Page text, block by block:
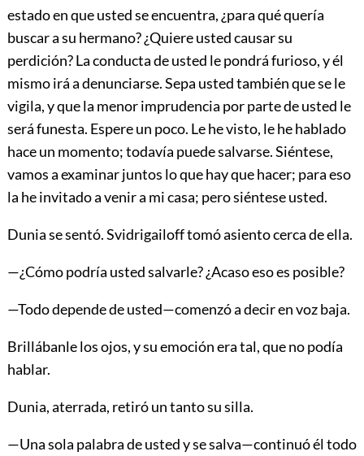
estado en que usted se encuentra, ¿para qué quería
buscar a su hermano? ¿Quiere usted causar su
perdición? La conducta de usted le pondrá furioso, y él
mismo irá a denunciarse. Sepa usted también que se le
vigila, y que la menor imprudencia por parte de usted le
será funesta. Espere un poco. Le he visto, le he hablado
hace un momento; todavía puede salvarse. Siéntese,
vamos a examinar juntos lo que hay que hacer; para eso
la he invitado a venir a mi casa; pero siéntese usted.
Dunia se sentó. Svidrigailoff tomó asiento cerca de ella.
—¿Cómo podría usted salvarle? ¿Acaso eso es posible?
—Todo depende de usted—comenzó a decir en voz baja.
Brillábanle los ojos, y su emoción era tal, que no podía
hablar.
Dunia, aterrada, retiró un tanto su silla.
—Una sola palabra de usted y se salva—continuó él todo